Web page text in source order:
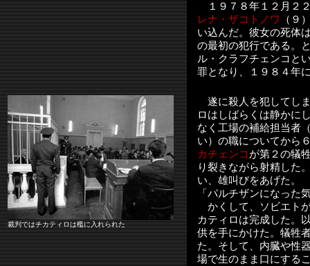
１９７８年１２月２
レナ・ザコトノワ
（９
い込んだ。彼女の死体
の最初の犯行である。
ル・クラフチェンコと
罪となり、１９８４年
裁判ではチカティロは檻に入れられた
遂に殺人を犯してし
ロはしばらくは静かに
なく工場の補給担当者
い）の職についてから
カチェンコ が第２の犠
り裂きながら射精した
い、雄叫びをあげた。
「パルチザンになった
かくして、ソビエト
カティロは完成した。
供を手にかけた。犠牲
た。そして、内臓や性
場で生のまま口にする